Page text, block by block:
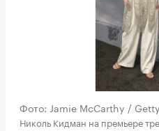
Фото: Jamie McCarthy /
Николь Кидман на премьере